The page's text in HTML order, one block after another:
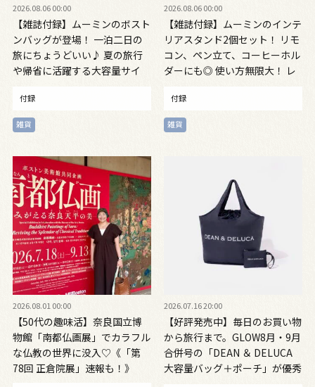
2026.08.06 00:00
【雑誌付録】ムーミンのボスト
ンバッグが登場！ 一泊二日の
旅にちょうどいい♪ 夏の旅行
や帰省に活躍する大容量サイ
付録
雑貨
2026.08.06 00:00
【雑誌付録】ムーミンのインテ
リアスタンド2個セット！ リモ
コン、ペン立て、コーヒーホル
ダーにも◎ 使い方無限大！ レ
スクのアクセントに！ 大人の
おしゃれ手帖９月号増刊
付録
雑貨
2026.08.01 00:00
【50代の趣味活】奈良国立博
物館「南都仏画展」でカラフル
な仏教の世界に没入♡《「第
78回 正倉院展」速報も！》
2026.07.16 20:00
【好評発売中】毎日のお買い物
から旅行まで。GLOW8月・9月
合併号の「DEAN ＆ DELUCA
大容量バッグ＋ポーチ」が優秀